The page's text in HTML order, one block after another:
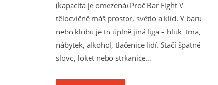
(kapacita je omezená) Proč Bar Fight V
tělocvičně máš prostor, světlo a klid. V baru
nebo klubu je to úplně jiná liga – hluk, tma,
nábytek, alkohol, tlačenice lidí. Stačí špatné
slovo, loket nebo strkanice…